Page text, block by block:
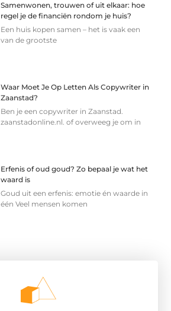
Samenwonen, trouwen of uit elkaar: hoe
regel je de financiën rondom je huis?
Een huis kopen samen – het is vaak een
van de grootste
Waar Moet Je Op Letten Als Copywriter in
Zaanstad?
Ben je een copywriter in Zaanstad.
zaanstadonline.nl. of overweeg je om in
Erfenis of oud goud? Zo bepaal je wat het
waard is
Goud uit een erfenis: emotie én waarde in
één Veel mensen komen